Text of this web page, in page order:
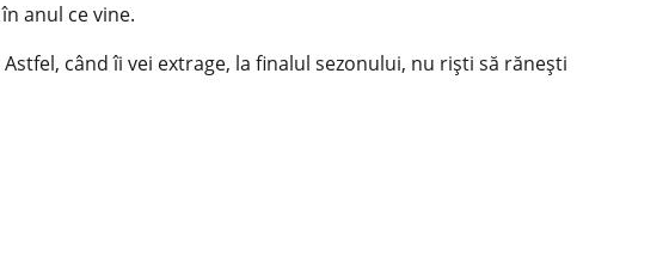
anul ce vine.
când îi vei extrage, la finalul sezonului, nu riști să rănești